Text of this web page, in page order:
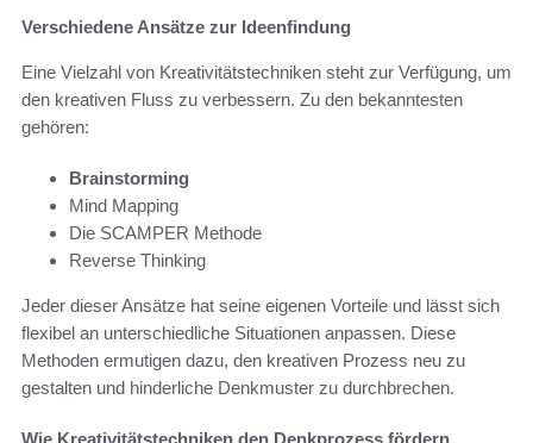
Verschiedene Ansätze zur Ideenfindung
Eine Vielzahl von Kreativitätstechniken steht zur Verfügung, um
den kreativen Fluss zu verbessern. Zu den bekanntesten
gehören:
Brainstorming
Mind Mapping
Die SCAMPER Methode
Reverse Thinking
Jeder dieser Ansätze hat seine eigenen Vorteile und lässt sich
flexibel an unterschiedliche Situationen anpassen. Diese
Methoden ermutigen dazu, den kreativen Prozess neu zu
gestalten und hinderliche Denkmuster zu durchbrechen.
Wie Kreativitätstechniken den Denkprozess fördern